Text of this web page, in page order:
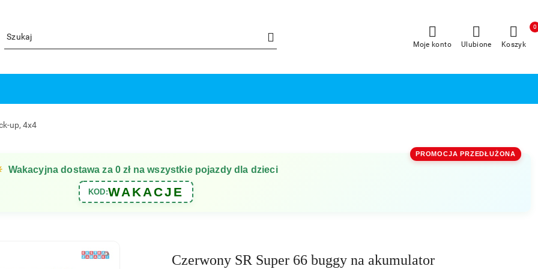
Moje konto Ulubione Koszyk
0
up, 4x4
PROMOCJA PRZEDŁUŻONA
Wakacyjna dostawa za 0 zł na wszystkie pojazdy dla dzieci
KOD:WAKACJE
Czerwony SR Super 66 buggy na akumulator